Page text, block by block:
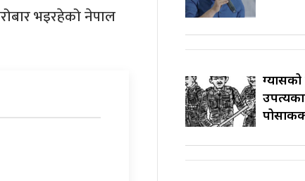
भइरहेको नेपाल
ग्यासको